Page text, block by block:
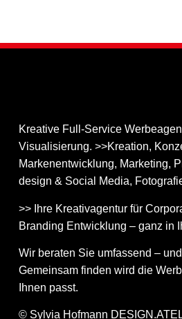
Kreative Full-Service
Visualisierung. >>Kreation,
Markenentwicklung, Marketing,
design & Social Media,
>> Ihre Kreativagentur für
Branding Entwicklung – ganz in
Wir beraten Sie umfassend –
Gemeinsam finden wird die
Ihnen passt.
© Sylvia Hofmann